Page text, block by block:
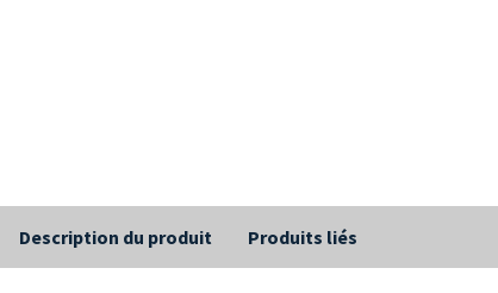
Description du produit Produits liés